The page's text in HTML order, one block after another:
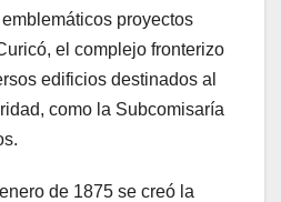
proyectos
el complejo fronterizo
edificios destinados al
como la Subcomisaría
de 1875 se creó la